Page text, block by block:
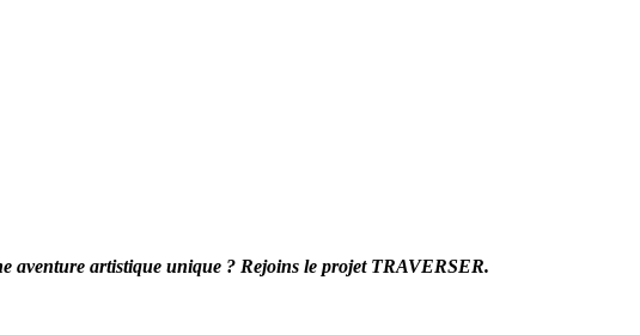
aventure artistique unique ? Rejoins le projet TRAVERSER.